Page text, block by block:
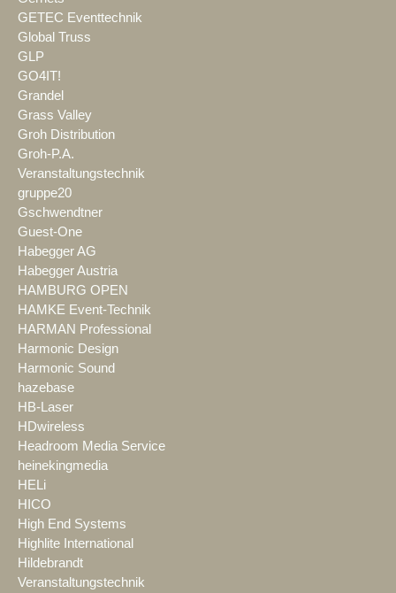
GETEC Eventtechnik
Global Truss
GLP
GO4IT!
Grandel
Grass Valley
Groh Distribution
Groh-P.A.
Veranstaltungstechnik
gruppe20
Gschwendtner
Guest-One
Habegger AG
Habegger Austria
HAMBURG OPEN
HAMKE Event-Technik
HARMAN Professional
Harmonic Design
Harmonic Sound
hazebase
HB-Laser
HDwireless
Headroom Media Service
heinekingmedia
HELi
HICO
High End Systems
Highlite International
Hildebrandt
Veranstaltungstechnik